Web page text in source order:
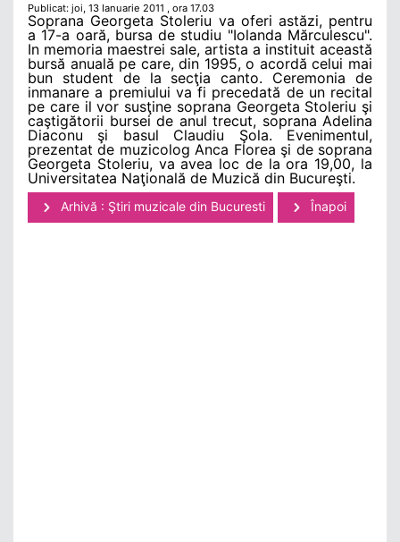
Publicat: joi, 13 Ianuarie 2011 , ora 17.03
Soprana Georgeta Stoleriu va oferi astăzi, pentru
a 17-a oară, bursa de studiu "Iolanda Mărculescu".
In memoria maestrei sale, artista a instituit această
bursă anuală pe care, din 1995, o acordă celui mai
bun student de la secţia canto. Ceremonia de
inmanare a premiului va fi precedată de un recital
pe care il vor susţine soprana Georgeta Stoleriu şi
caştigătorii bursei de anul trecut, soprana Adelina
Diaconu şi basul Claudiu Şola. Evenimentul,
prezentat de muzicolog Anca Florea şi de soprana
Georgeta Stoleriu, va avea loc de la ora 19,00, la
Universitatea Naţională de Muzică din Bucureşti.
Arhivă : Ştiri muzicale din Bucuresti Înapoi